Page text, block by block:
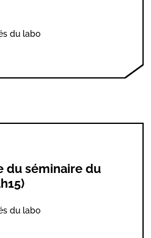
du labo
du séminaire du
du labo